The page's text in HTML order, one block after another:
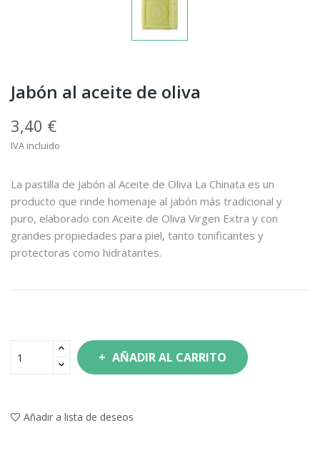
Jabón al aceite de oliva
3,40 €
IVA incluido
La pastilla de Jabón al Aceite de Oliva La Chinata es un
producto que rinde homenaje al jabón más tradicional y
puro, elaborado con Aceite de Oliva Virgen Extra y con
grandes propiedades para piel, tanto tonificantes y
protectoras como hidratantes.
AÑADIR AL CARRITO
Añadir a lista de deseos